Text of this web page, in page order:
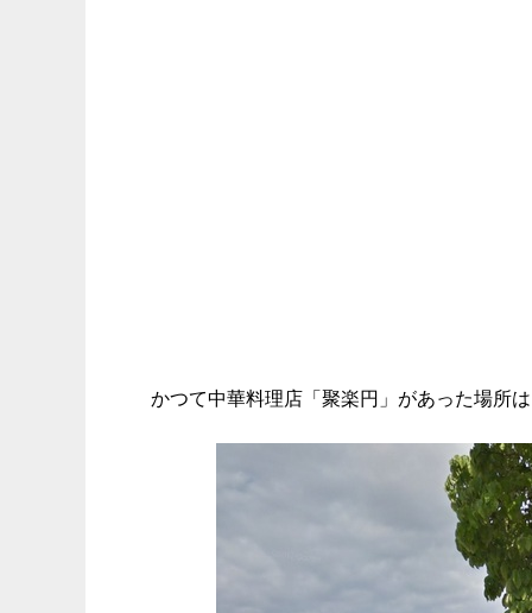
かつて中華料理店「聚楽円」があった場所